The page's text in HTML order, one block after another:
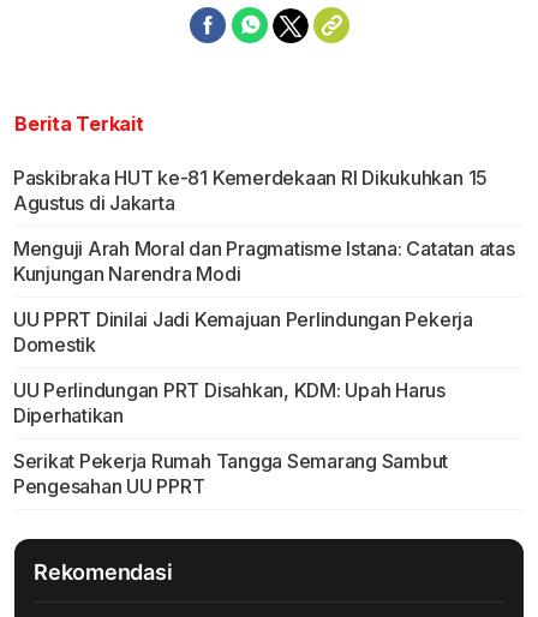
Berita Terkait
Paskibraka HUT ke-81 Kemerdekaan RI Dikukuhkan 15
Agustus di Jakarta
Menguji Arah Moral dan Pragmatisme Istana: Catatan atas
Kunjungan Narendra Modi
UU PPRT Dinilai Jadi Kemajuan Perlindungan Pekerja
Domestik
UU Perlindungan PRT Disahkan, KDM: Upah Harus
Diperhatikan
Serikat Pekerja Rumah Tangga Semarang Sambut
Pengesahan UU PPRT
Rekomendasi